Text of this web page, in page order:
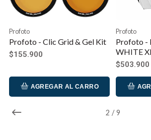
2 / 9
Profoto
Profoto - Clic Grid & Gel Kit
$155.900
AGREGAR AL CARRO
Profoto
Profoto -
WHITE
$503.900